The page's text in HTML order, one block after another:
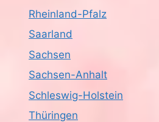
Rheinland-Pfalz
Saarland
Sachsen
Sachsen-Anhalt
Schleswig-Holstein
Thüringen